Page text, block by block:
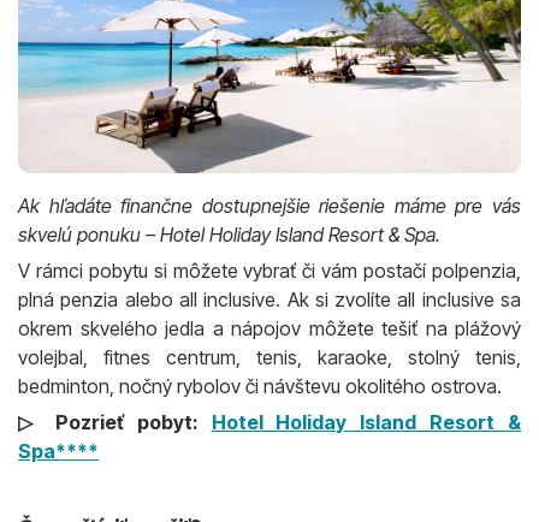
Ak hľadáte finančne dostupnejšie riešenie máme pre vás
skvelú ponuku – Hotel Holiday Island Resort & Spa.
V rámci pobytu si môžete vybrať či vám postačí polpenzia,
plná penzia alebo all inclusive. Ak si zvolíte all inclusive sa
okrem skvelého jedla a nápojov môžete tešiť na plážový
volejbal, fitnes centrum, tenis, karaoke, stolný tenis,
bedminton, nočný rybolov či návštevu okolitého ostrova.
▷ Pozrieť pobyt: Hotel Holiday Island Resort &
Spa****